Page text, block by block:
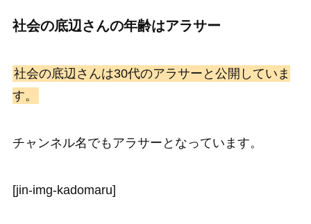
社会の底辺さんの年齢はアラサー
社会の底辺さんは30代のアラサーと公開していま
す。
チャンネル名でもアラサーとなっています。
[jin-img-kadomaru]